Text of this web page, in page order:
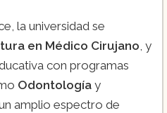
la universidad se
en Médico Cirujano , y
con programas
Odontología y
amplio espectro de